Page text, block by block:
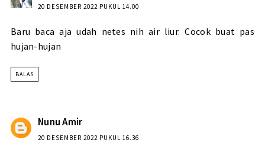
20 DESEMBER 2022 PUKUL 14.00
Baru baca aja udah netes nih air liur. Cocok buat pas
hujan-hujan
BALAS
Nunu Amir
20 DESEMBER 2022 PUKUL 16.36